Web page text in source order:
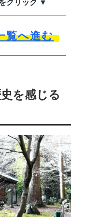
クリック ▼
覧へ進む
を感じる